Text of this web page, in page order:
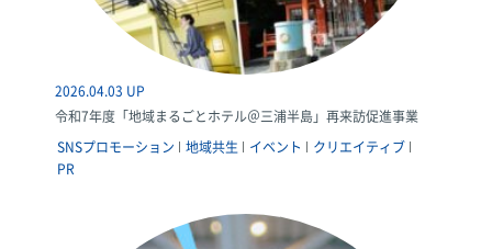
2026.04.03 UP
令和7年度「地域まるごとホテル＠三浦半島」再来訪促進事業
SNSプロモーション
地域共生 イベント
クリエイティブ
PR